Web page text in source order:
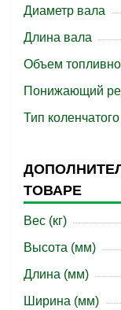
Диаметр вала
Длина вала
Объем
Понижающий
Тип
ТОВАРЕ
Вес (кг)
Высота (мм)
Длина (мм)
Ширина (мм)